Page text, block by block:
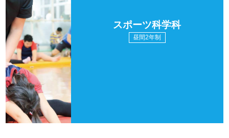
スポーツ科学科
昼間2年制